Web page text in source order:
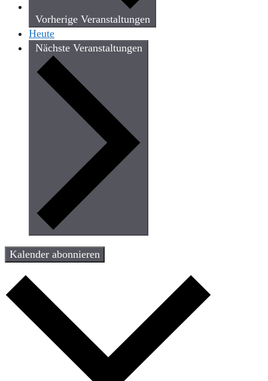
Vorherige Veranstaltungen
Heute
Nächste Veranstaltungen
Kalender abonnieren